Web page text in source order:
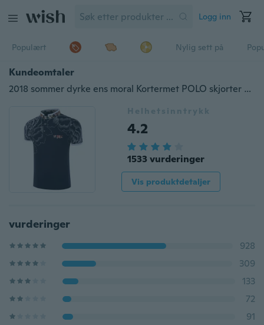
Logg inn
Populært Nylig sett på
Kundeomtaler
2018 sommer dyrke ens moral Kortermet POLO skjorter Kortermet T-skjorte for menn 3 d utenrikshandel
Helhetsinntrykk
4.2
1533 vurderinger
Vis produktdetaljer
vurderinger
928
309
133
72
91